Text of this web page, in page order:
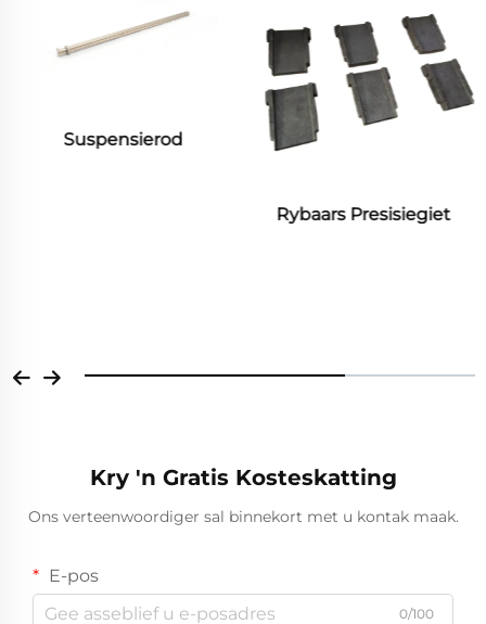
Suspensierod
Rybaars Presisiegiet
Kry 'n Gratis Kosteskatting
Ons verteenwoordiger sal binnekort met u kontak maak.
E-pos
0/100